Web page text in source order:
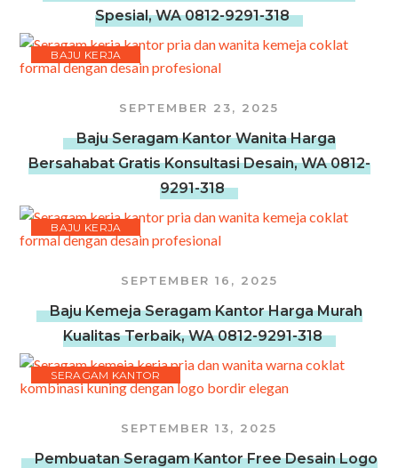
Spesial, WA 0812-9291-318
BAJU KERJA
SEPTEMBER 23, 2025
Baju Seragam Kantor Wanita Harga
Bersahabat Gratis Konsultasi Desain, WA 0812-
9291-318
BAJU KERJA
SEPTEMBER 16, 2025
Baju Kemeja Seragam Kantor Harga Murah
Kualitas Terbaik, WA 0812-9291-318
SERAGAM KANTOR
SEPTEMBER 13, 2025
Pembuatan Seragam Kantor Free Desain Logo